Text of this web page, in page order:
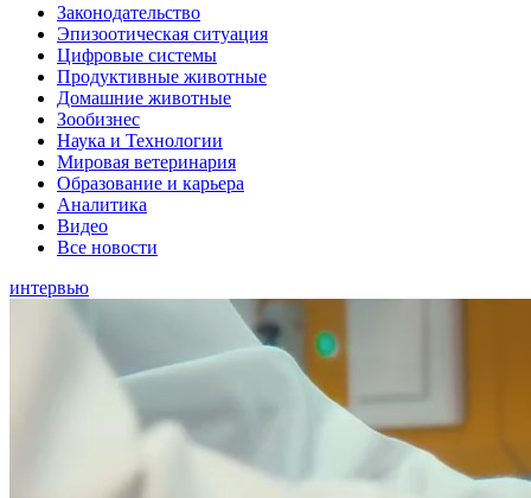
Законодательство
Эпизоотическая ситуация
Цифровые системы
Продуктивные животные
Домашние животные
Зообизнес
Наука и Технологии
Мировая ветеринария
Образование и карьера
Аналитика
Видео
Все новости
интервью